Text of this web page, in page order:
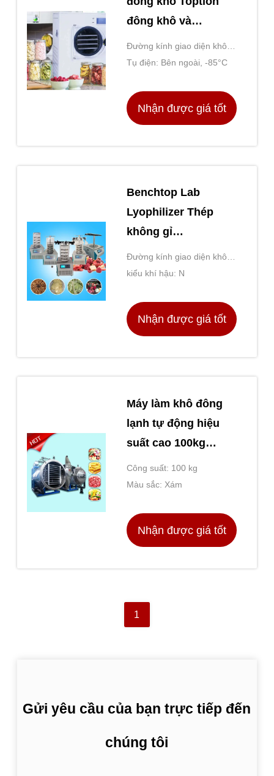
đông khô và
lyophilization
Đường kính giao diện không
khí: DN50Tụ điện: Bên ngoài, -85°C
Nhận được giá tốt
Benchtop Lab
Lyophilizer Thép
không gỉ
Lyophilization chân
không
Đường kính giao diện không
khí: 2”
kiểu khí hậu: N
Nhận được giá tốt
Máy làm khô đông
lạnh tự động hiệu
suất cao 100kg
Capacity LG-10
Công suất: 100 kg
Màu sắc: Xám
Nhận được giá tốt
1
Gửi yêu cầu của bạn trực tiếp đến
chúng tôi